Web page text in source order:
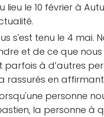
le 10 février à
s'est tenu le 4 mai.
et de ce que
à d’autres
rassurés en
personne
la personne